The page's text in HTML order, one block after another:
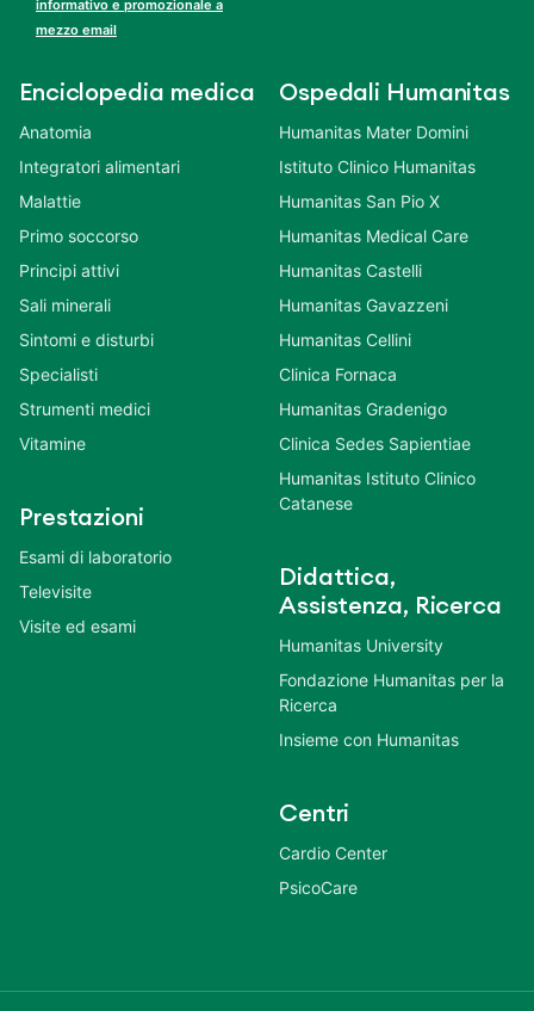
informativo e promozionale a
mezzo email
Enciclopedia medica
Anatomia
Integratori alimentari
Malattie
Primo soccorso
Principi attivi
Sali minerali
Sintomi e disturbi
Specialisti
Strumenti medici
Vitamine
Prestazioni
Esami di laboratorio
Televisite
Visite ed esami
Ospedali Humanitas
Humanitas Mater Domini
Istituto Clinico Humanitas
Humanitas San Pio X
Humanitas Medical Care
Humanitas Castelli
Humanitas Gavazzeni
Humanitas Cellini
Clinica Fornaca
Humanitas Gradenigo
Clinica Sedes Sapientiae
Humanitas Istituto Clinico
Catanese
Didattica,
Assistenza, Ricerca
Humanitas University
Fondazione Humanitas per la
Ricerca
Insieme con Humanitas
Centri
Cardio Center
PsicoCare